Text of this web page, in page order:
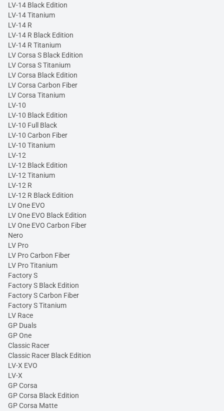
LV-14 Black Edition
LV-14 Titanium
LV-14 R
LV-14 R Black Edition
LV-14 R Titanium
LV Corsa S Black Edition
LV Corsa S Titanium
LV Corsa Black Edition
LV Corsa Carbon Fiber
LV Corsa Titanium
LV-10
LV-10 Black Edition
LV-10 Full Black
LV-10 Carbon Fiber
LV-10 Titanium
LV-12
LV-12 Black Edition
LV-12 Titanium
LV-12 R
LV-12 R Black Edition
LV One EVO
LV One EVO Black Edition
LV One EVO Carbon Fiber
Nero
LV Pro
LV Pro Carbon Fiber
LV Pro Titanium
Factory S
Factory S Black Edition
Factory S Carbon Fiber
Factory S Titanium
LV Race
GP Duals
GP One
Classic Racer
Classic Racer Black Edition
LV-X EVO
LV-X
GP Corsa
GP Corsa Black Edition
GP Corsa Matte